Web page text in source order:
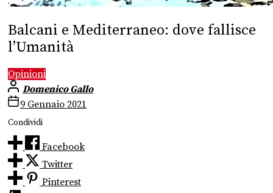
Balcani e Mediterraneo: dove fallisce
l’Umanità
Opinioni
Domenico Gallo
9 Gennaio 2021
Condividi
Facebook
Twitter
Pinterest